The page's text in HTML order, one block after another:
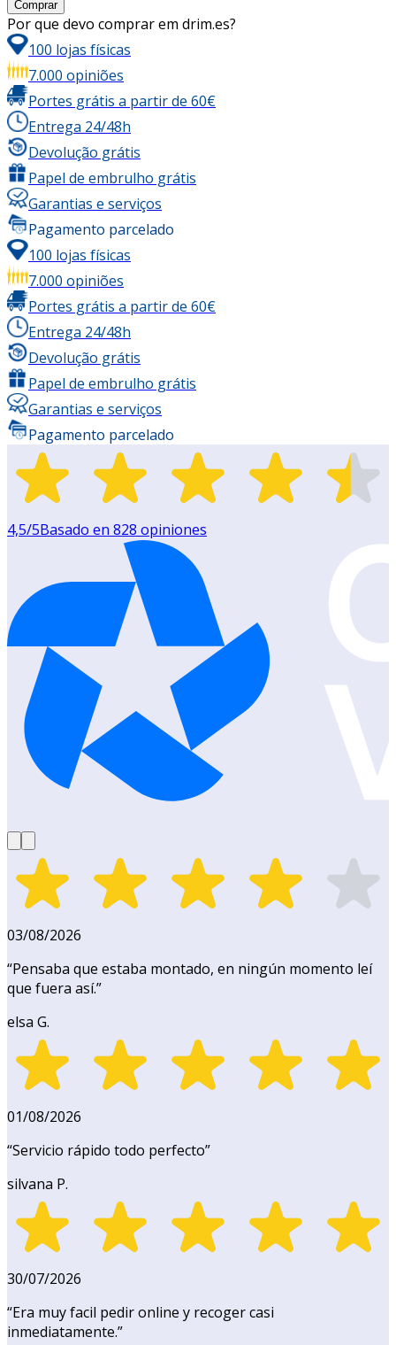
Comprar
Por que devo comprar em drim.es?
100 lojas físicas
7.000 opiniões
Portes grátis a partir de 60€
Entrega 24/48h
Devolução grátis
Papel de embrulho grátis
Garantias e serviços
Pagamento parcelado
100 lojas físicas
7.000 opiniões
Portes grátis a partir de 60€
Entrega 24/48h
Devolução grátis
Papel de embrulho grátis
Garantias e serviços
Pagamento parcelado
4,5/5Basado en 828 opiniones
03/08/2026
“Pensaba que estaba montado, en ningún momento leí
que fuera así.”
elsa G.
01/08/2026
“Servicio rápido todo perfecto”
silvana P.
30/07/2026
“Era muy facil pedir online y recoger casi
inmediatamente.”